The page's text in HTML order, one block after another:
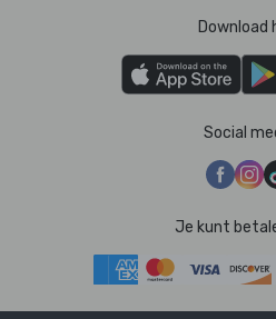
Download
Social
Je kunt